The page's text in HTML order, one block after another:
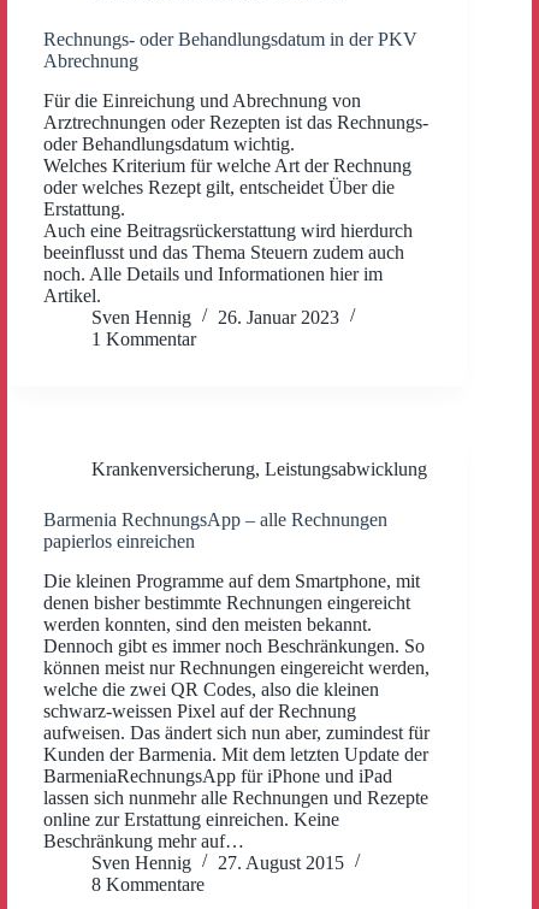
Rechnungs- oder Behandlungsdatum in der PKV
Abrechnung
Für die Einreichung und Abrechnung von
Arztrechnungen oder Rezepten ist das Rechnungs-
oder Behandlungsdatum wichtig.
Welches Kriterium für welche Art der Rechnung
oder welches Rezept gilt, entscheidet Über die
Erstattung.
Auch eine Beitragsrückerstattung wird hierdurch
beeinflusst und das Thema Steuern zudem auch
noch. Alle Details und Informationen hier im
Artikel.
Sven Hennig
26. Januar 2023
1 Kommentar
Krankenversicherung, Leistungsabwicklung
Barmenia RechnungsApp – alle Rechnungen
papierlos einreichen
Die kleinen Programme auf dem Smartphone, mit
denen bisher bestimmte Rechnungen eingereicht
werden konnten, sind den meisten bekannt.
Dennoch gibt es immer noch Beschränkungen. So
können meist nur Rechnungen eingereicht werden,
welche die zwei QR Codes, also die kleinen
schwarz-weissen Pixel auf der Rechnung
aufweisen. Das ändert sich nun aber, zumindest für
Kunden der Barmenia. Mit dem letzten Update der
BarmeniaRechnungsApp für iPhone und iPad
lassen sich nunmehr alle Rechnungen und Rezepte
online zur Erstattung einreichen. Keine
Beschränkung mehr auf…
Sven Hennig
27. August 2015
8 Kommentare